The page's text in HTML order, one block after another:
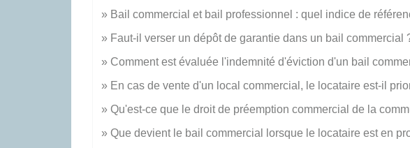
Bail commercial et bail professionnel : quel indice de
Faut-il verser un dépôt de garantie dans un bail commercial
Comment est évaluée l'indemnité d'éviction d'un bail
En cas de vente d'un local commercial, le locataire est-il
Qu'est-ce que le droit de préemption commercial de la
Que devient le bail commercial lorsque le locataire est en